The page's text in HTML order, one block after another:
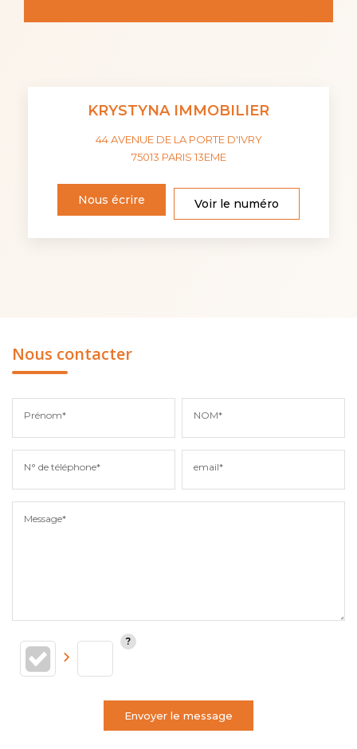
KRYSTYNA IMMOBILIER
44 AVENUE DE LA PORTE D'IVRY
75013 PARIS 13EME
Nous écrire Voir le numéro
Nous contacter
Prénom* NOM*
N° de téléphone* email*
Message*
Envoyer le message